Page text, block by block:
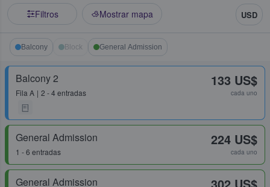
Filtros Mostrar mapa USD
Balcony Block General Admission
Balcony 2
Fila A 2 - 4 entradas
133 US$
cada uno
General Admission
1 - 6 entradas
224 US$
cada uno
General Admission